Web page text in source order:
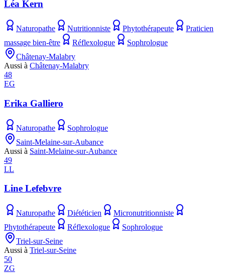
Léa Kern
Naturopathe Nutritionniste Phytothérapeute
Praticien
massage bien-être
Réflexologue
Sophrologue
Châtenay-Malabry
Aussi à Châtenay-Malabry
48
EG
Erika Galliero
Naturopathe
Sophrologue
Saint-Melaine-sur-Aubance
Aussi à Saint-Melaine-sur-Aubance
49
LL
Line Lefebvre
Naturopathe Diététicien
Micronutritionniste
Phytothérapeute
Réflexologue
Sophrologue
Triel-sur-Seine
Aussi à Triel-sur-Seine
50
ZG